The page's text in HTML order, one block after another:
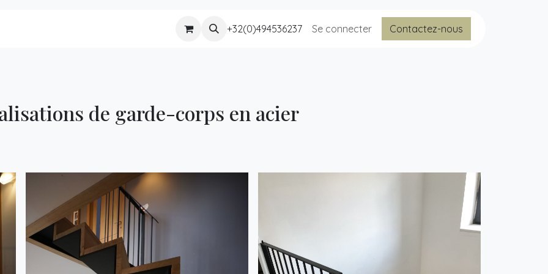
Boutique +32(0)494536237 Se connecter Contactez-nous
de garde-corps en acier